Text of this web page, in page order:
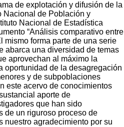
de explotación y difusión de la
Nacional de Población y
Nacional de Estadística
“Análisis comparativo entre
mismo forma parte de una serie
abarca una diversidad de temas
aprovechan al máximo la
oportunidad de la desagregación
y de subpoblaciones
este acervo de conocimientos
aporte de
que han sido
de un riguroso proceso de
nuestro agradecimiento por su